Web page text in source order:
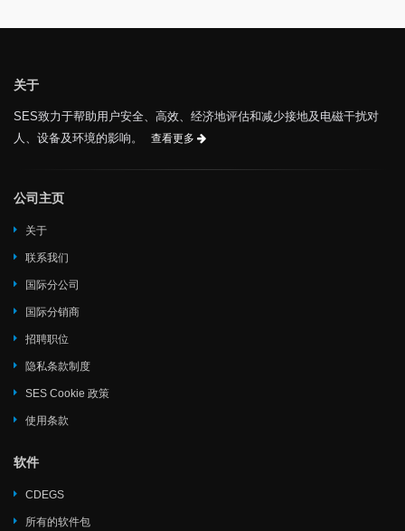
关于
SES致力于帮助用户安全、高效、经济地评估和减少接地及电磁干扰对
人、设备及环境的影响。
查看更多
公司主页
关于
联系我们
国际分公司
国际分销商
招聘职位
隐私条款制度
SES Cookie 政策
使用条款
软件
CDEGS
所有的软件包